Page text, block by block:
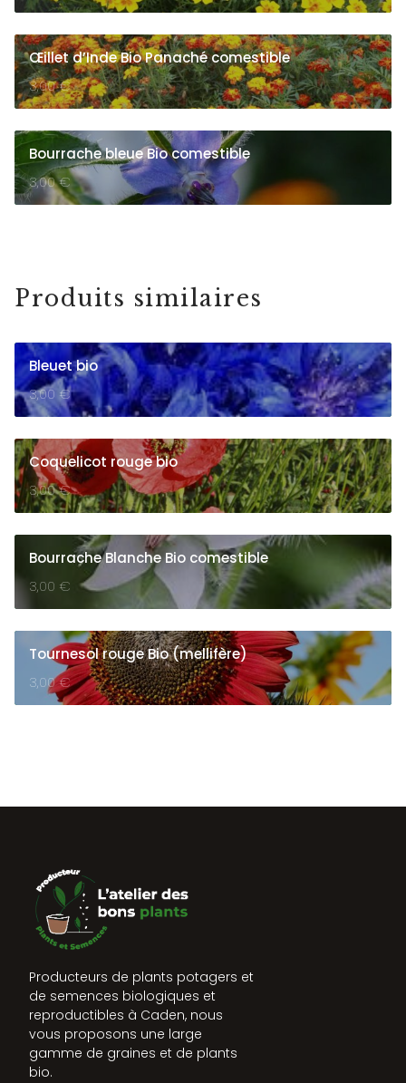
Œillet d’Inde Bio Panaché comestible
3,00€
Bourrache bleue Bio comestible
3,00€
Produits similaires
Bleuet bio
3,00 €
Coquelicot rouge bio
3,00€
Bourrache Blanche Bio comestible
3,00 €
Tournesol rouge Bio (mellifère)
3,00€
Producteurs de plants potagers et
de semences biologiques et
reproductibles à Caden, nous
vous proposons une large
gamme de graines et de plants
bio.